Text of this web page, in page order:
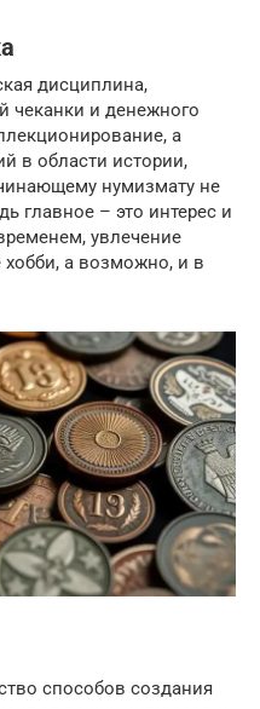
дисциплина,
чеканки и денежного
а
в области истории,
нумизмату не
главное – это интерес и
увлечение
хобби, а возможно, и в
способов создания